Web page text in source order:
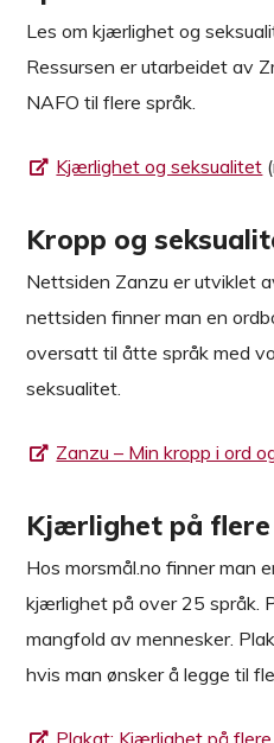
Les om kjærlighet og
Ressursen er utarbeidet av
NAFO til flere språk.
Kjærlighet og seksualitet
Kropp og
Nettsiden Zanzu er utviklet
nettsiden finner man en
oversatt til åtte språk med
seksualitet.
Zanzu – Min kropp i ord
Kjærlighet på
Hos morsmål.no finner man
kjærlighet på over 25 språk.
mangfold av mennesker.
hvis man ønsker å legge til